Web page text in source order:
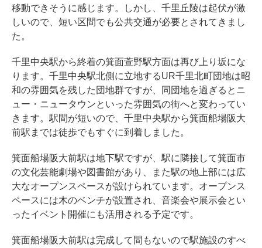
移動できそうに感じます。しかし、千里丘陵は起伏が激
しいので、短い区間でも公共交通が必要とされてきまし
た。
千里中央駅から終着の箕面萱野駅方面は再び上り坂にな
ります。千里中央駅北側に立地するUR千里北町団地は昭
和の雰囲気を残した団地群ですが、同団地を過ぎるとニ
ュー・ニュータウンといった雰囲気の街へと変わってい
きます。駅間が短いので、千里中央駅から箕面船場阪大
前駅までは徒歩でもすぐに到着しました。
箕面船場阪大前駅は地下駅ですが、駅に隣接して箕面市
の文化芸能劇場や図書館があり、また駅の地上部には広
大なオープンスペースが設けられています。オープンス
ペースには木のベンチが設置され、音楽会や展示会とい
ったイベント開催にも活用される予定です。
箕面船場阪大前駅は完成して間もないので駅施設のすべ